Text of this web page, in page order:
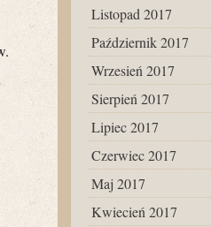
Listopad 2017
Październik 2017
Wrzesień 2017
Sierpień 2017
Lipiec 2017
Czerwiec 2017
Maj 2017
Kwiecień 2017